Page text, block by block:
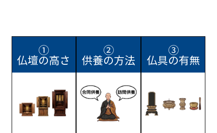
①
仏壇の高さ
②
供養の方法
③
仏具の有無